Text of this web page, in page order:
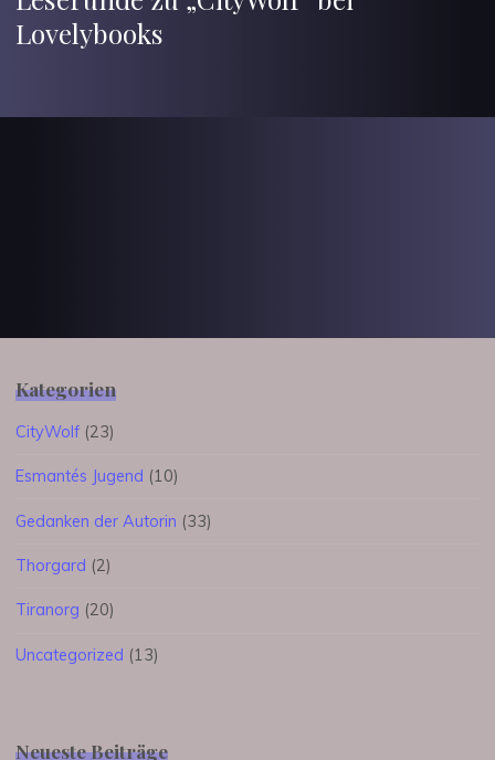
Lovelybooks
Kategorien
CityWolf (23)
Esmantés Jugend (10)
Gedanken der Autorin (33)
Thorgard (2)
Tiranorg (20)
Uncategorized (13)
Neueste Beiträge